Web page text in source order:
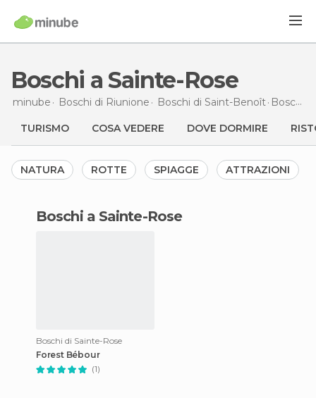
Boschi a Sainte-Rose
minube Boschi di Riunione Boschi di Saint-Benoît Boschi
TURISMO COSA VEDERE DOVE DORMIRE
NATURA ROTTE SPIAGGE ATTRAZIONI
boschi a Sainte-Rose
Boschi di Sainte-Rose
Forest Bébour
(1)